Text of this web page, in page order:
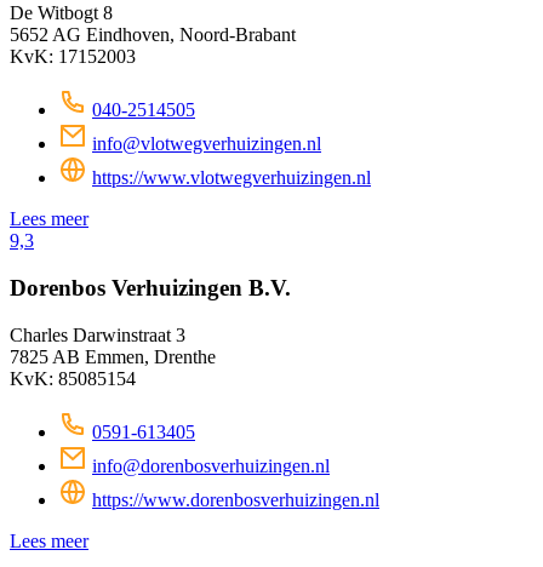
De Witbogt 8
5652 AG Eindhoven, Noord-Brabant
KvK: 17152003
040-2514505
info@vlotwegverhuizingen.nl
https://www.vlotwegverhuizingen.nl
Lees meer
9,3
Dorenbos Verhuizingen B.V.
Charles Darwinstraat 3
7825 AB Emmen, Drenthe
KvK: 85085154
0591-613405
info@dorenbosverhuizingen.nl
https://www.dorenbosverhuizingen.nl
Lees meer